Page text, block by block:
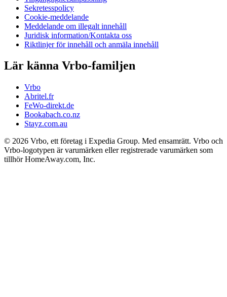
Sekretesspolicy
Cookie-meddelande
Meddelande om illegalt innehåll
Juridisk information/Kontakta oss
Riktlinjer för innehåll och anmäla innehåll
Lär känna Vrbo-familjen
Vrbo
Abritel.fr
FeWo-direkt.de
Bookabach.co.nz
Stayz.com.au
© 2026 Vrbo, ett företag i Expedia Group. Med ensamrätt. Vrbo och
Vrbo-logotypen är varumärken eller registrerade varumärken som
tillhör HomeAway.com, Inc.